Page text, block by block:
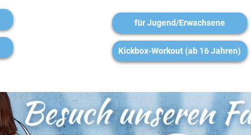
für Jugend/Erwachsene
Kickbox-Workout (ab 16 Jahren)